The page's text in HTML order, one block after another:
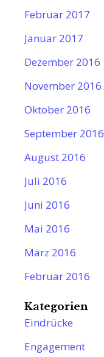
Februar 2017
Januar 2017
Dezember 2016
November 2016
Oktober 2016
September 2016
August 2016
Juli 2016
Juni 2016
Mai 2016
März 2016
Februar 2016
Kategorien
Eindrücke
Engagement